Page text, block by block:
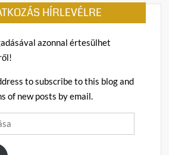
HÍRLEVÉLRE
azonnal értesülhet
to subscribe to this blog and
of new posts by email.